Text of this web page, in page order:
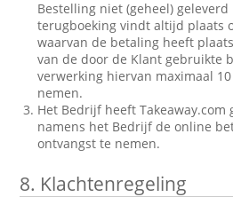
Bestelling niet (geheel) geleverd
terugboeking vindt altijd plaats
waarvan de betaling heeft
van de door de Klant gebruikte
verwerking hiervan maximaal
nemen.
Het Bedrijf heeft Takeaway.com
namens het Bedrijf de online
ontvangst te nemen.
8. Klachtenregeling